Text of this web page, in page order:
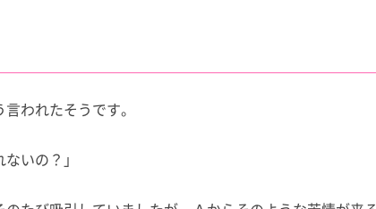
われたそうです。
いの？」